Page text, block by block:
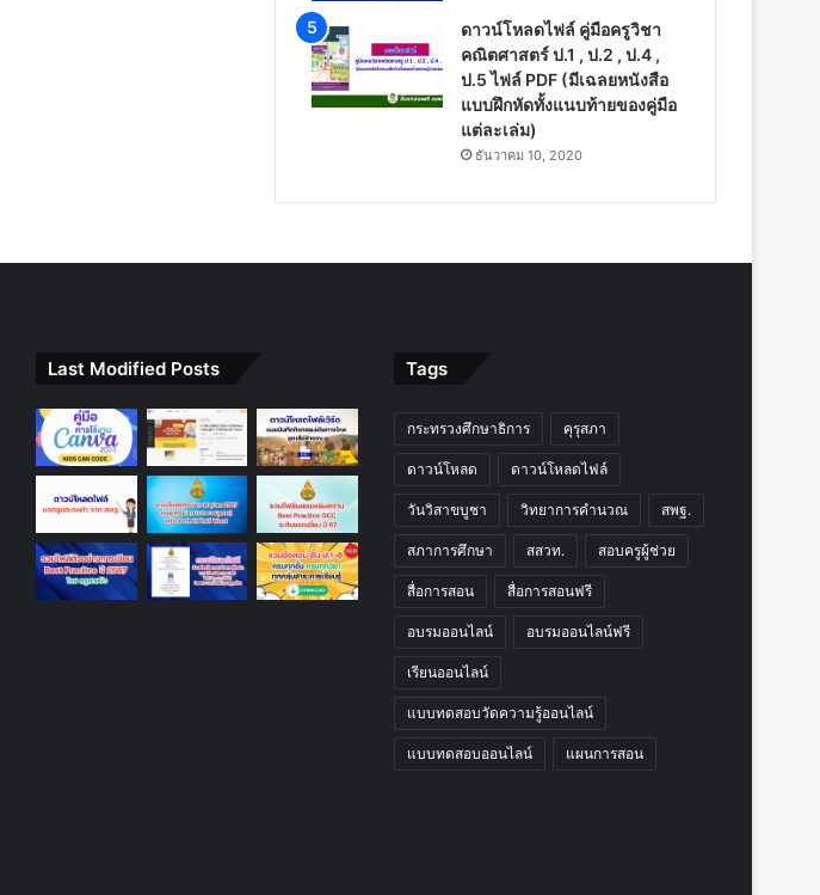
ดาวน์โหลดไฟล์ คู่มือครูวิชา
คณิตศาสตร์ ป.1 , ป.2 , ป.4 ,
ป.5 ไฟล์ PDF (มีเฉลยหนังสือ
แบบฝึกหัดทั้งแนบท้ายของคู่มือ
แต่ละเล่ม)
ธันวาคม 10, 2020
Last Modified Posts Tags
กระทรวงศึกษาธิการ คุรุสภา
ดาวน์โหลด ดาวน์โหลดไฟล์
วันวิสาขบูชา วิทยาการคำนวณ สพฐ.
สภาการศึกษา สสวท. สอบครูผู้ช่วย
สื่อการสอน สื่อการสอนฟรี
อบรมออนไลน์ อบรมออนไลน์ฟรี
เรียนออนไลน์
แบบทดสอบวัดความรู้ออนไลน์
แบบทดสอบออนไลน์ แผนการสอน